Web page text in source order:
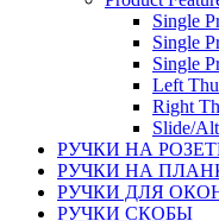
Single
Single
Single
Left
Right
Slide/
РУЧКИ НА
РУЧКИ НА
РУЧКИ ДЛЯ
РУЧКИ СКОБЫ